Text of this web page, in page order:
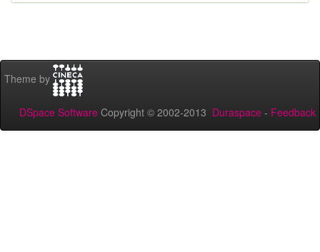
Theme by
DSpace Software Copyright © 2002-2013 Duraspace - Feedback